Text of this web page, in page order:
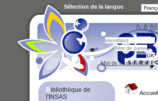
Accueil
Bibliothèque de
l'INSAS
A- A A+
Sélection de la langue
Mot de passe oublié ?